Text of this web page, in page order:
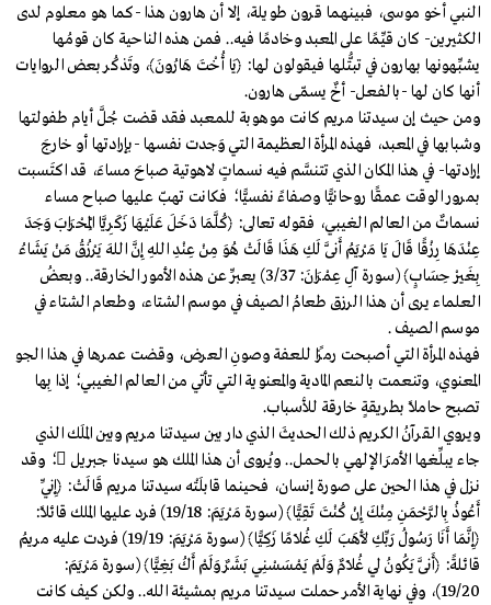
النبي أخو موسى، فبينهما قرون طويلة، إلا أن هارون هذا -كما هو معلوم لدى
الكثيرين- كان قيِّمًا على المعبد وخادمًا فيه.. فمن هذه الناحية كان قومُها
يشبِّهونها بهارون في تبتُّلها فيقولون لها: ﴿يَا أُخْتَ هَارُونَ﴾، وتَذكُر بعض الروايات
أنها كان لها -بالفعل- أخٌ يسمّى هارون.
ومن حيث إن سيدتنا مريم كانت موهوبة للمعبد فقد قضت جُلَّ أيام طفولتها
وشبابها في المعبد، فهذه المرأة العظيمة التي وَجدت نفسها -بإرادتها أو خارجَ
إرادتها- في هذا المكان الذي تتنسَّم فيه نسماتٍ لاهوتية صباحَ مساءَ، قد اكتَسبت
بمرور الوقت عمقًا روحانيًّا وصفاءً نفسيًّا؛ فكانت تهبّ عليها صباح مساء
نسماتٌ من العالم الغيبي، فقوله تعالى: ﴿كُلَّمَا دَخَلَ عَلَيْهَا زَكَرِيَّا الْمِحْرَابَ وَجَدَ
عِنْدَهَا رِزْقًا قَالَ يَا مَرْيَمُ أَنَّى لَكِ هَذَا قَالَتْ هُوَ مِنْ عِنْدِ اللهِ إِنَّ اللهَ يَرْزُقُ مَنْ يَشَاءُ
بِغَيْرِ حِسَابٍ﴾ (سورة آلِ عِمْرَانَ: 3/37) يعبِّر عن هذه الأمور الخارقة.. وبعضُ
العلماء يرى أن هذا الرزق طعامُ الصيف في موسم الشتاء، وطعام الشتاء في
موسم الصيف .
فهذه المرأة التي أصبحت رمزًا للعفة وصونِ العرض، وقضت عمرها في هذا الجو
المعنوي، وتنعمت بالنعم المادية والمعنوية التي تأتي من العالم الغيبي؛ إذا بِها
تصبح حاملًا بطريقةٍ خارقة للأسباب.
ويروي القرآنُ الكريم ذلك الحديثَ الذي دار بين سيدتنا مريم وبين الملَك الذي
جاء يبلِّغها الأمرَ الإلهي بالحمل.. ويُروى أن هذا الملك هو سيدنا جبريل ؛ وقد
نزل في هذا الحين على صورة إنسان، فحينما قابلَتْه سيدتنا مريم قَالَتْ: ﴿إِنِّي
أَعُوذُ بِالرَّحْمَنِ مِنْكَ إِنْ كُنْتَ تَقِيًّا﴾ (سورة مَرْيَمَ: 19/18) فرد عليها الملك قائلًا:
﴿إِنَّمَا أَنَا رَسُولُ رَبِّكِ لأَهَبَ لَكِ غُلَامًا زَكِيًّا﴾ (سورة مَرْيَمَ: 19/19) فردت عليه مريمُ
قائلةً: ﴿أَنَّى يَكُونُ لِي غُلَامٌ وَلَمْ يَمْسَسْنِي بَشَرٌ وَلَمْ أَكُ بَغِيًّا﴾ (سورة مَرْيَمَ:
19/20)، وفي نهاية الأمر حملت سيدتنا مريم بمشيئة الله.. ولكن كيف كانت